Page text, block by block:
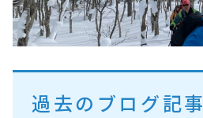
過去のブログ記事